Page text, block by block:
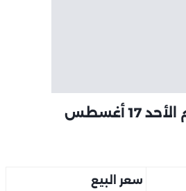
سعر الذهب اليوم الأحد 17 أغسطس
سعر البيع